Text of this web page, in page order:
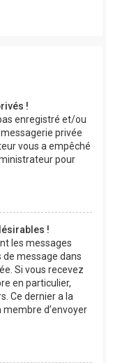
!
enregistré et/ou
privée
vous a empêché
pour
!
les messages
de message dans
Si vous recevez
en particulier,
Ce dernier a la
d’envoyer